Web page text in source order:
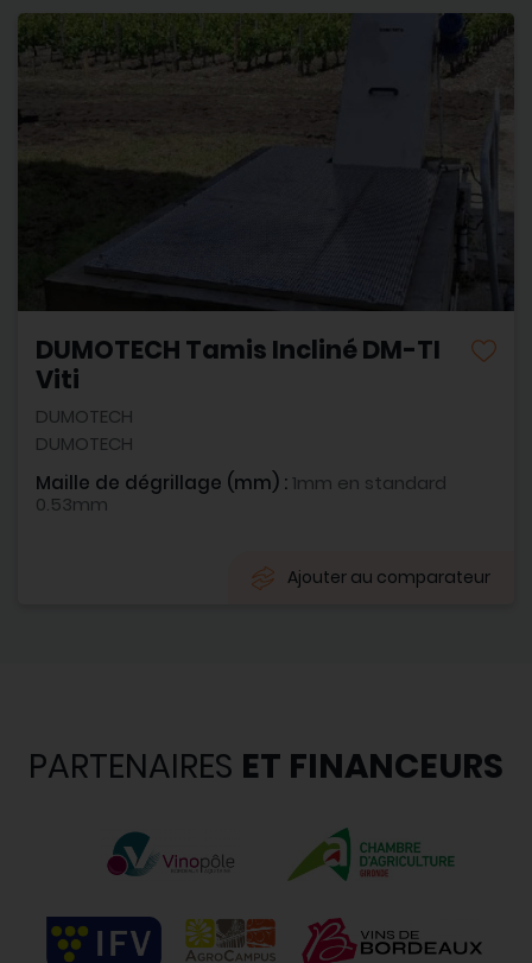
DUMOTECH Tamis Incliné DM-TI
Viti
DUMOTECH
DUMOTECH
Maille de dégrillage (mm) :1mm en standard
0.53mm
Ajouter au comparateur
PARTENAIRES ET FINANCEURS